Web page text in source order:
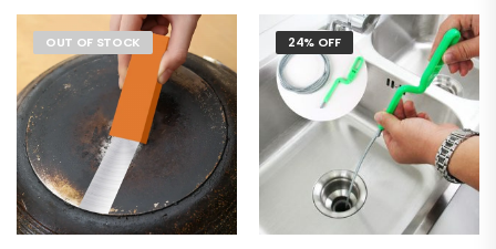
OUT OF STOCK 24% OFF